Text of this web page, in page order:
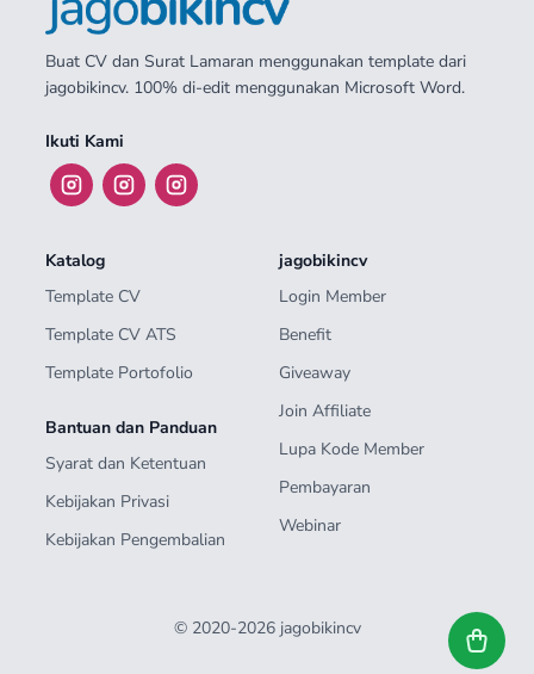
Buat CV dan Surat Lamaran menggunakan template dari
jagobikincv. 100% di-edit menggunakan Microsoft Word.
Ikuti Kami
Katalog
Template CV
Template CV ATS
Template Portofolio
jagobikincv
Login Member
Benefit
Giveaway
Join Affiliate
Lupa Kode Member
Pembayaran
Webinar
Bantuan dan Panduan
Syarat dan Ketentuan
Kebijakan Privasi
Kebijakan Pengembalian
© 2020-2026 jagobikincv